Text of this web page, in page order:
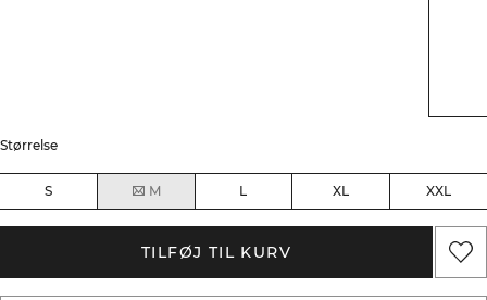
Størrelse
S M L XL XXL
TILFØJ TIL KURV